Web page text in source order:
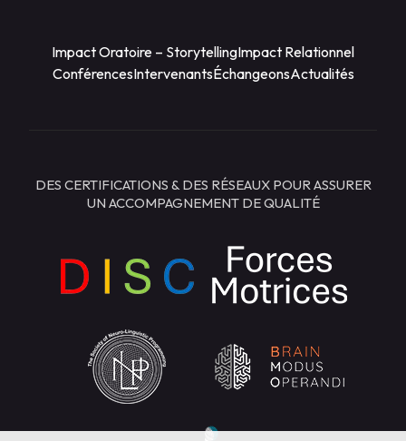
Impact Oratoire – StorytellingImpact Relationnel
ConférencesIntervenantsÉchangeonsActualités
DES CERTIFICATIONS & DES RÉSEAUX POUR ASSURER
UN ACCOMPAGNEMENT DE QUALITÉ